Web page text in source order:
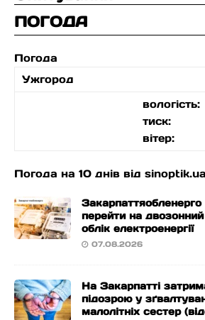
ПОГОДА
Погода
Ужгород
вологість:
тиск:
вітер:
Погода на 10 днів від sinoptik.ua
перейти на
облік електроенергії
07.08.2026
На Закарпатті
підозрою у
малолітніх сестер